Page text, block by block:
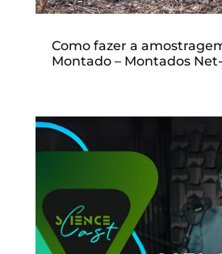
Como fazer a
Montado – Montados